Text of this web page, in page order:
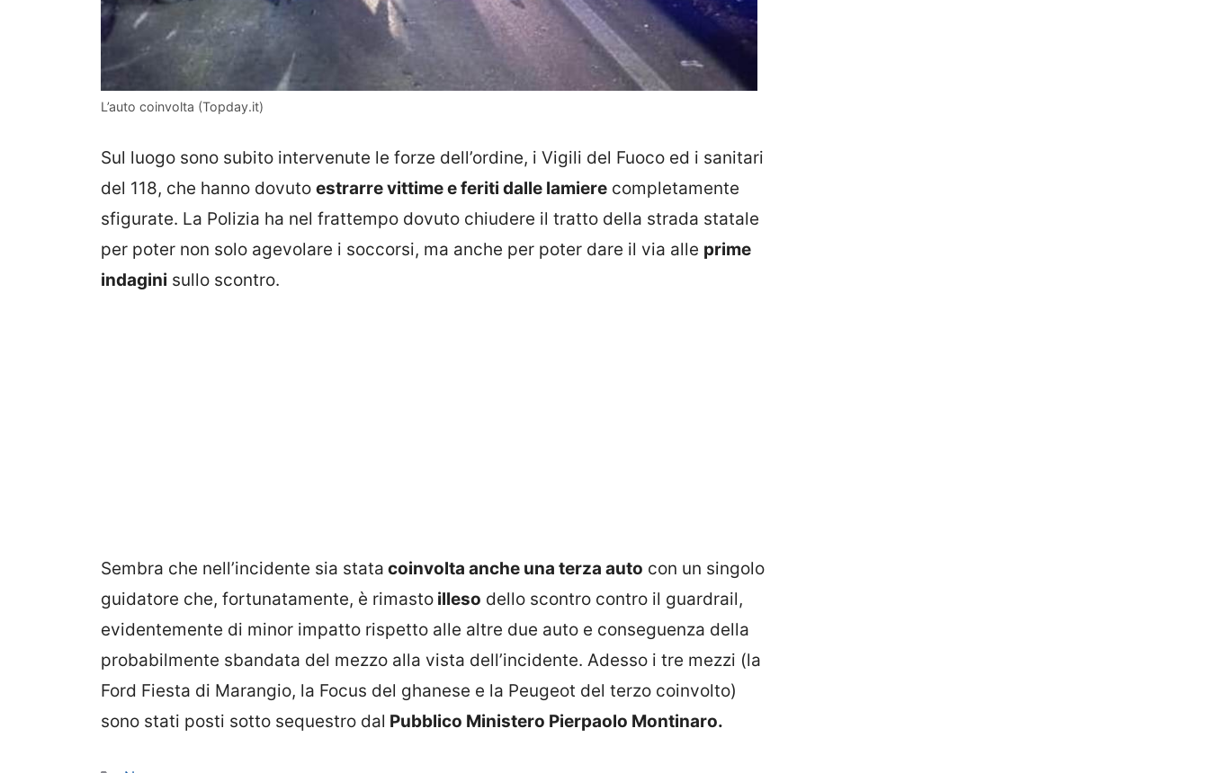
L’auto coinvolta (Topday.it)
Sul luogo sono subito intervenute le forze dell’ordine, i Vigili del Fuoco ed i sanitari
del 118, che hanno dovuto estrarre vittime e feriti dalle lamiere completamente
sfigurate. La Polizia ha nel frattempo dovuto chiudere il tratto della strada statale
per poter non solo agevolare i soccorsi, ma anche per poter dare il via alle prime
indagini sullo scontro.
Sembra che nell’incidente sia stata coinvolta anche una terza auto con un singolo
guidatore che, fortunatamente, è rimasto illeso dello scontro contro il guardrail,
evidentemente di minor impatto rispetto alle altre due auto e conseguenza della
probabilmente sbandata del mezzo alla vista dell’incidente. Adesso i tre mezzi (la
Ford Fiesta di Marangio, la Focus del ghanese e la Peugeot del terzo coinvolto)
sono stati posti sotto sequestro dal Pubblico Ministero Pierpaolo Montinaro.